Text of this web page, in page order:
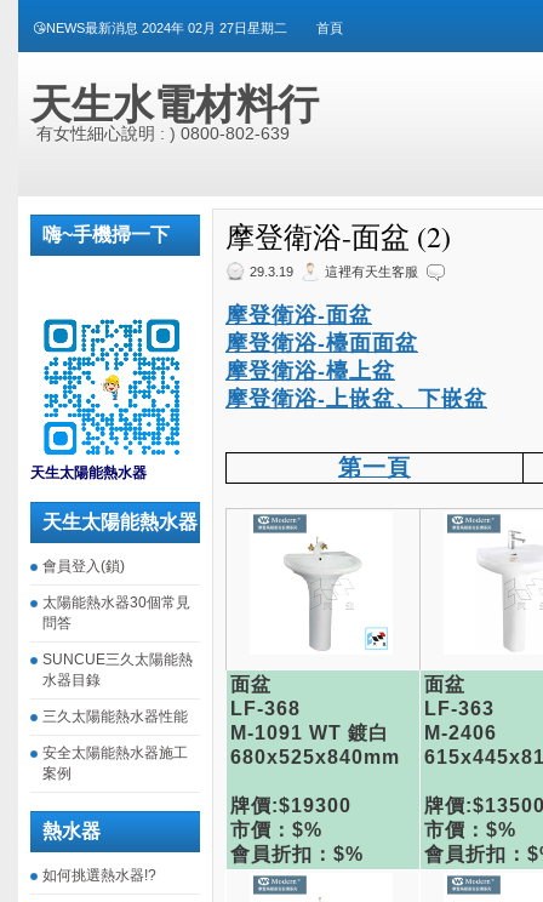
😘NEWS最新消息 2024年 02月 27日星期二 首頁
天生水電材料行
有女性細心說明 : ) 0800-802-639
嗨~手機掃一下
天生太陽能熱水器
天生太陽能熱水器
會員登入(鎖)
太陽能熱水器30個常見
問答
SUNCUE三久太陽能熱
水器目錄
三久太陽能熱水器性能
安全太陽能熱水器施工
案例
熱水器
如何挑選熱水器!?
摩登衛浴-面盆 (2)
29.3.19 這裡有天生客服
摩登衛浴-面盆
摩登衛浴-檯面面盆
摩登衛浴-檯上盆
摩登衛浴-上嵌盆、下嵌盆
第一頁
面盆
LF-368
M-1091 WT 鍍白
680x525x840mm
牌價:$19300
市價：$%
會員折扣：$%
面盆
LF-363
M-2406
牌價
市價：$%
會員折扣：